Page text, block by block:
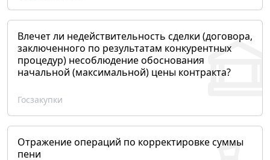
Влечет ли недействительность сделки (договора,
заключенного по результатам конкурентных
процедур) несоблюдение обоснования
начальной (максимальной) цены контракта?
Госзакупки
Отражение операций по корректировке суммы
пени